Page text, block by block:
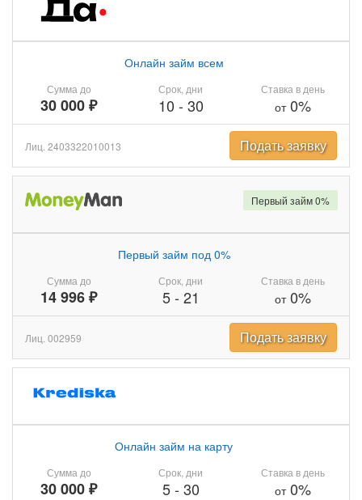
Сумма до
30 000 ₽
Онлайн займ всем
Срок, дни
10 - 30
Ставка в день
от0%
Лиц. 2403322010013 Подать заявку
Сумма до
14 996 ₽
Первый займ под 0%
Срок, дни
5- 21
Ставка в день
от0%
Первый займ 0%
Лиц. 002959 Подать заявку
Сумма до
30 000 ₽
Онлайн займ на карту
Срок, дни
5- 30
Ставка в день
от0%